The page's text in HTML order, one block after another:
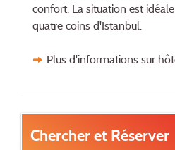
confort. La situation est
quatre coins d'Istanbul.
Plus d'informations sur
Chercher et Réserver